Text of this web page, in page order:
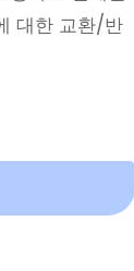
대한 교환/반